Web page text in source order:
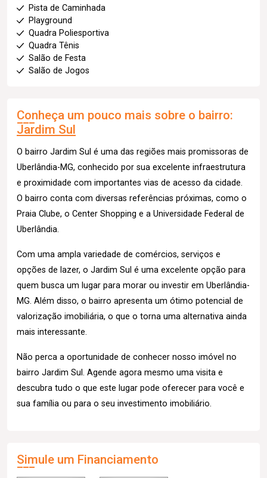
Pista de Caminhada
Playground
Quadra Poliesportiva
Quadra Tênis
Salão de Festa
Salão de Jogos
Conheça um pouco mais sobre o bairro:
Jardim Sul
O bairro Jardim Sul é uma das regiões mais promissoras de
Uberlândia-MG, conhecido por sua excelente infraestrutura
e proximidade com importantes vias de acesso da cidade.
O bairro conta com diversas referências próximas, como o
Praia Clube, o Center Shopping e a Universidade Federal de
Uberlândia.
Com uma ampla variedade de comércios, serviços e
opções de lazer, o Jardim Sul é uma excelente opção para
quem busca um lugar para morar ou investir em Uberlândia-
MG. Além disso, o bairro apresenta um ótimo potencial de
valorização imobiliária, o que o torna uma alternativa ainda
mais interessante.
Não perca a oportunidade de conhecer nosso imóvel no
bairro Jardim Sul. Agende agora mesmo uma visita e
descubra tudo o que este lugar pode oferecer para você e
sua família ou para o seu investimento imobiliário.
Simule um Financiamento